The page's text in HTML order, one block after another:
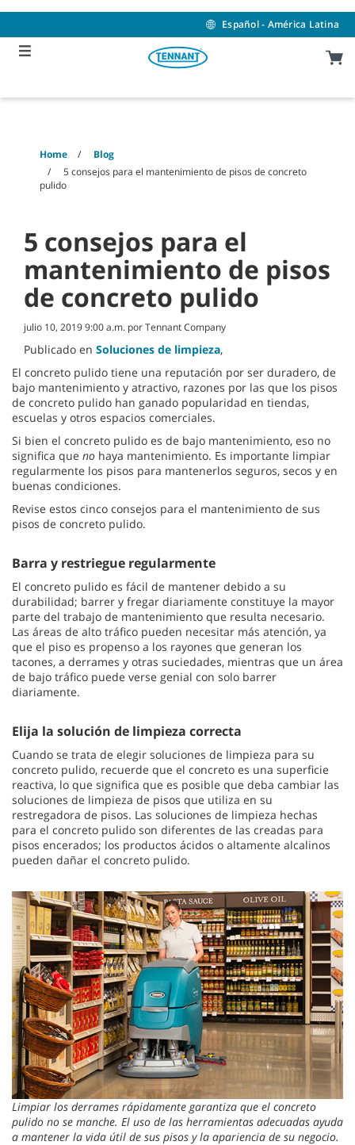
content
navigation
menu
Español - América Latina
Home
Blog
5 consejos para el mantenimiento de pisos de concreto
pulido
5 consejos para el
mantenimiento de pisos
de concreto pulido
julio 10, 2019 9:00 a.m. por Tennant Company
Publicado en Soluciones de limpieza,
El concreto pulido tiene una reputación por ser duradero, de
bajo mantenimiento y atractivo, razones por las que los pisos
de concreto pulido han ganado popularidad en tiendas,
escuelas y otros espacios comerciales.
Si bien el concreto pulido es de bajo mantenimiento, eso no
significa que no haya mantenimiento. Es importante limpiar
regularmente los pisos para mantenerlos seguros, secos y en
buenas condiciones.
Revise estos cinco consejos para el mantenimiento de sus
pisos de concreto pulido.
Barra y restriegue regularmente
El concreto pulido es fácil de mantener debido a su
durabilidad; barrer y fregar diariamente constituye la mayor
parte del trabajo de mantenimiento que resulta necesario.
Las áreas de alto tráfico pueden necesitar más atención, ya
que el piso es propenso a los rayones que generan los
tacones, a derrames y otras suciedades, mientras que un área
de bajo tráfico puede verse genial con solo barrer
diariamente.
Elija la solución de limpieza correcta
Cuando se trata de elegir soluciones de limpieza para su
concreto pulido, recuerde que el concreto es una superficie
reactiva, lo que significa que es posible que deba cambiar las
soluciones de limpieza de pisos que utiliza en su
restregadora de pisos. Las soluciones de limpieza hechas
para el concreto pulido son diferentes de las creadas para
pisos encerados; los productos ácidos o altamente alcalinos
pueden dañar el concreto pulido.
Limpiar los derrames rápidamente garantiza que el concreto
pulido no se manche. El uso de las herramientas adecuadas ayuda
a mantener la vida útil de sus pisos y la apariencia de su negocio.